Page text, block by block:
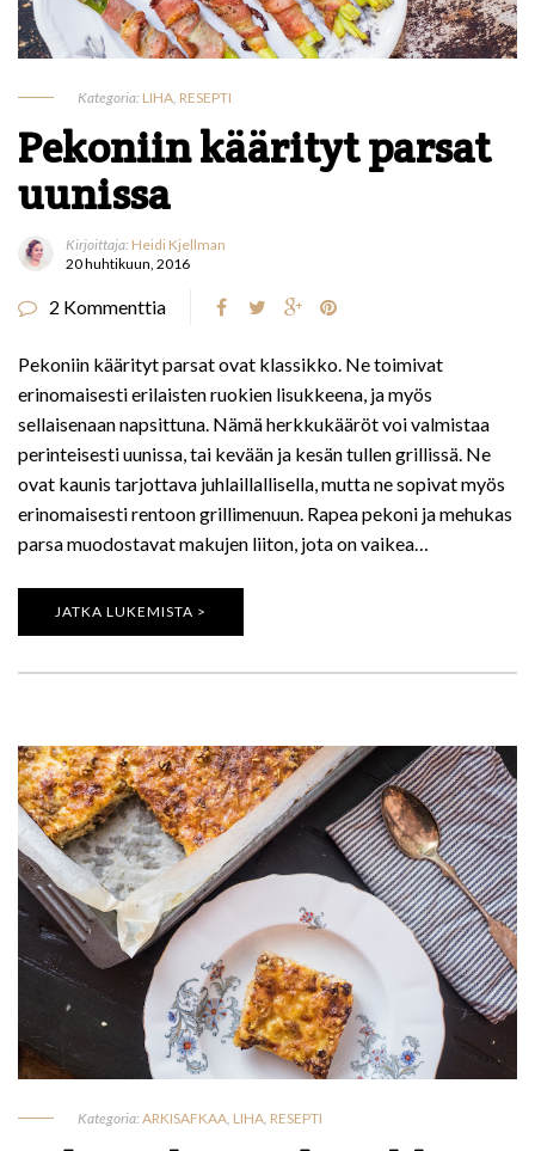
Kategoria: LIHA RESEPTI
Pekoniin käärityt parsat
uunissa
Kirjoittaja: Heidi Kjellman
20 huhtikuun, 2016
2 Kommenttia
Pekoniin käärityt parsat ovat klassikko. Ne toimivat
erinomaisesti erilaisten ruokien lisukkeena, ja myös
sellaisenaan napsittuna. Nämä herkkukääröt voi valmistaa
perinteisesti uunissa, tai kevään ja kesän tullen grillissä. Ne
ovat kaunis tarjottava juhlaillallisella, mutta ne sopivat myös
erinomaisesti rentoon grillimenuun. Rapea pekoni ja mehukas
parsa muodostavat makujen liiton, jota on vaikea…
JATKA LUKEMISTA >
Kategoria: ARKISAFKAA LIHA RESEPTI